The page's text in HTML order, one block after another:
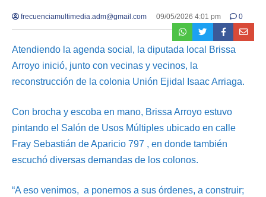
frecuenciamultimedia.adm@gmail.com 09/05/2026 4:01 pm 0
Atendiendo la agenda social, la diputada local Brissa
Arroyo inició, junto con vecinas y vecinos, la
reconstrucción de la colonia Unión Ejidal Isaac Arriaga.
Con brocha y escoba en mano, Brissa Arroyo estuvo
pintando el Salón de Usos Múltiples ubicado en calle
Fray Sebastián de Aparicio 797 , en donde también
escuchó diversas demandas de los colonos.
“A eso venimos, a ponernos a sus órdenes, a construir;